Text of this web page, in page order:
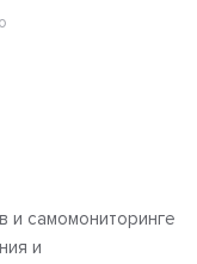
и самомониторинге
и